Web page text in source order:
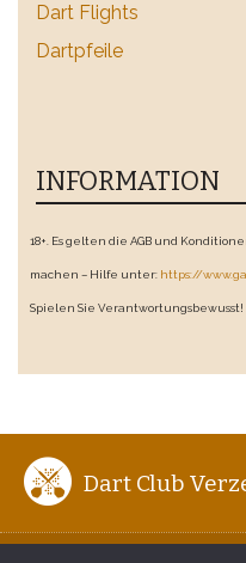
Dart Flights
Dartpfeile
INFORMATION
18+. Es gelten die AGB und
machen – Hilfe unter: https://
Spielen Sie Verantwortungsbewusst!
Dart Club